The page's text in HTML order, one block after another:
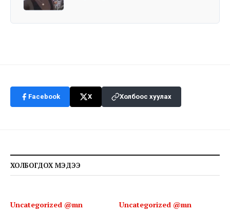
Facebook X Холбоос хуулах
ХОЛБОГДОХ МЭДЭЭ
Uncategorized @mn
Uncategorized @mn